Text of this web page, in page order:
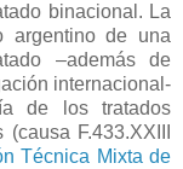
binacional. La
argentino de una
–además de
internacional-
de los tratados
F.433.XXIII
Técnica Mixta de